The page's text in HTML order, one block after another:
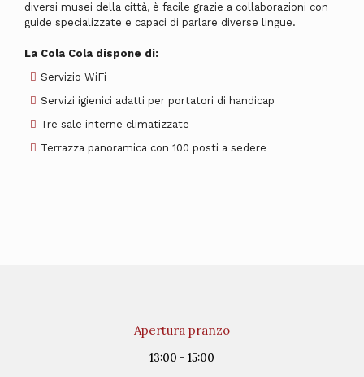
diversi musei della città, è facile grazie a collaborazioni con
guide specializzate e capaci di parlare diverse lingue.
La Cola Cola dispone di:
Servizio WiFi
Servizi igienici adatti per portatori di handicap
Tre sale interne climatizzate
Terrazza panoramica con 100 posti a sedere
Apertura pranzo
13:00 - 15:00